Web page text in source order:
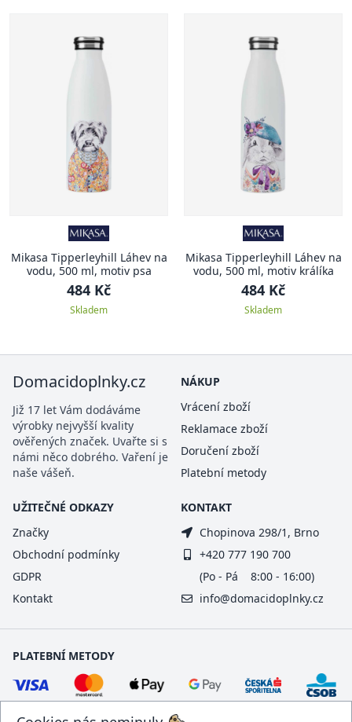
Mikasa Tipperleyhill Láhev na
vodu, 500 ml, motiv psa
484 Kč
Skladem
Mikasa Tipperleyhill Láhev na
vodu, 500 ml, motiv králíka
484 Kč
Skladem
Domacidoplnky.cz
Již 17 let Vám dodáváme
výrobky nejvyšší kvality
ověřených značek. Uvařte si s
námi něco dobrého. Vaření je
naše vášeň.
NÁKUP
Vrácení zboží
Reklamace zboží
Doručení zboží
Platební metody
UŽITEČNÉ ODKAZY
Značky
Obchodní podmínky
GDPR
Kontakt
KONTAKT
Chopinova 298/1, Brno
+420 777 190 700
(Po - Pá 8:00 - 16:00)
info@domacidoplnky.cz
PLATEBNÍ METODY